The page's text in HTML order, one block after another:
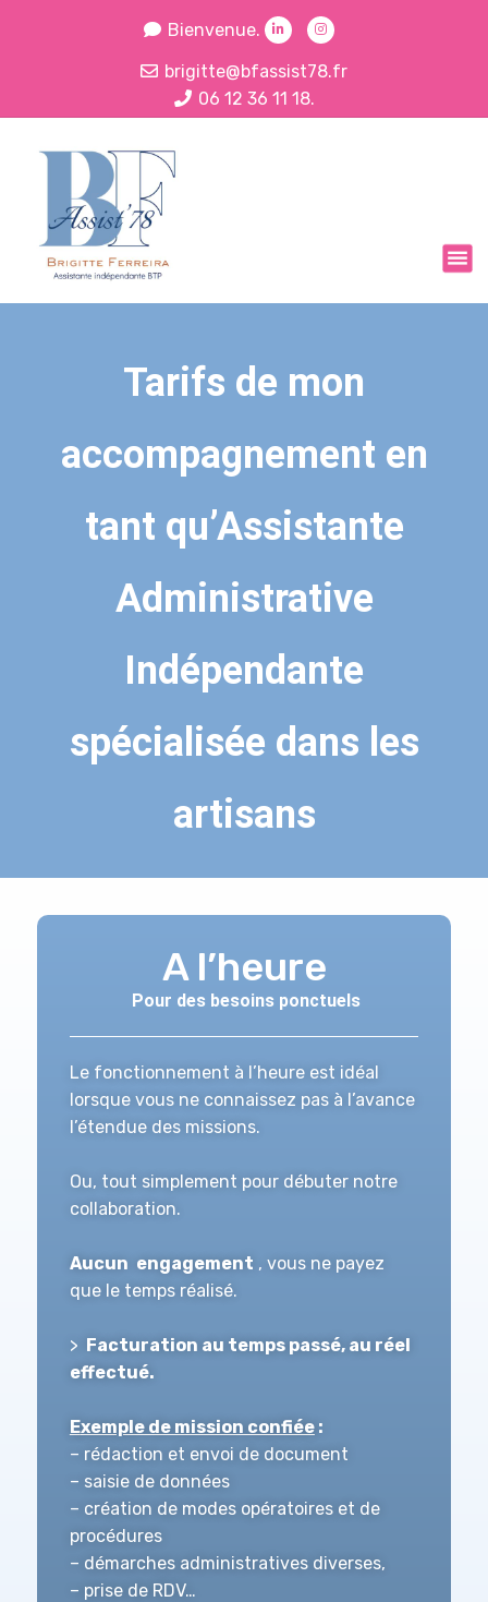
Bienvenue.
brigitte@bfassist78.fr
06 12 36 11 18.
Tarifs de mon
accompagnement en
tant qu’Assistante
Administrative
Indépendante
spécialisée dans les
artisans
A l’heure
Pour des besoins ponctuels
Le fonctionnement à l’heure est idéal
lorsque vous ne connaissez pas à l’avance
l’étendue des missions.
Ou, tout simplement pour débuter notre
collaboration.
Aucun engagement , vous ne payez
que le temps réalisé.
> Facturation au temps passé, au réel
effectué.
Exemple de mission confiée:
– rédaction et envoi de document
– saisie de données
– création de modes opératoires et de
procédures
– démarches administratives diverses,
– prise deRDV…